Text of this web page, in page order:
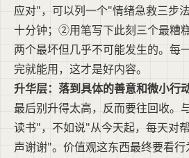
应对"，可以列一个"情绪急救三步
十分钟；②用笔写下此刻三个最糟
两个最坏但几乎不可能发生的。每
完就能用，这才是好内容。
升华层：落到具体的善意和微小行
最后别升得太高，反而要往回收。
读书"，不如说"从今天起，每天对
声谢谢"。价值观这东西最终要看